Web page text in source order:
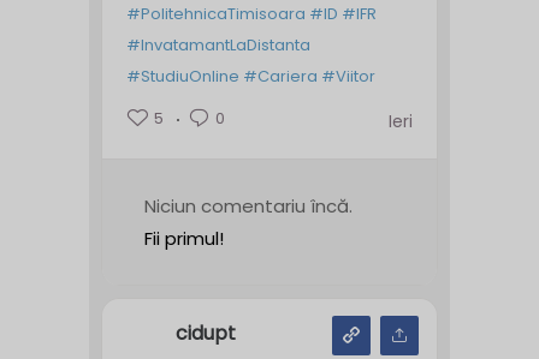
#PolitehnicaTimisoara #ID #IFR
#InvatamantLaDistanta
#StudiuOnline #Cariera #Viitor
5
0 Ieri
Niciun comentariu încă.
Fii primul!
cidupt